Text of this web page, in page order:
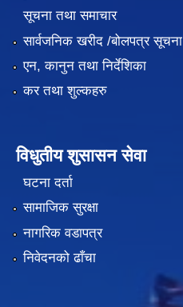
सूचना तथा समाचार
सार्वजनिक खरीद /बोलपत्र सूचना
एन, कानुन तथा निर्देशिका
कर तथा शुल्कहरु
विधुतीय शुसासन सेवा
घटना दर्ता
सामाजिक सुरक्षा
नागरिक वडापत्र
निवेदनको ढाँचा